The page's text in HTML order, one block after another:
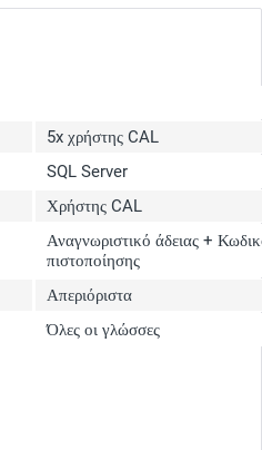
5x χρήστης CAL
SQL Server
Χρήστης CAL
Αναγνωριστικό άδειας +
πιστοποίησης
Απεριόριστα
Όλες οι γλώσσες